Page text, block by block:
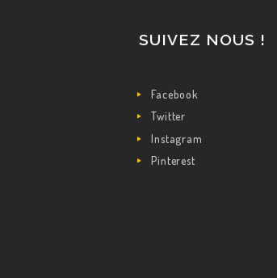
SUIVEZ NOUS !
Facebook
Twitter
Instagram
Pinterest